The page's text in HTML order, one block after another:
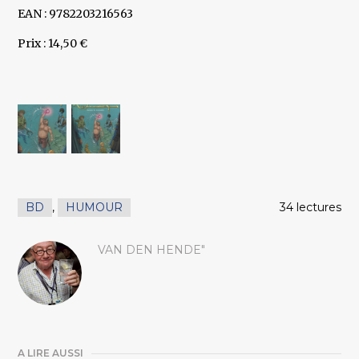
EAN : 9782203216563
Prix : 14,50 €
BD , HUMOUR 34 lectures
VAN DEN HENDE"
A LIRE AUSSI